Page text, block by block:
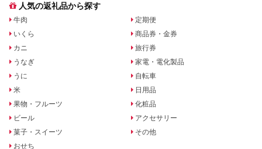
人気の返礼品から探す
牛肉
いくら
カニ
うなぎ
うに
米
果物・フルーツ
ビール
菓子・スイーツ
おせち
定期便
商品券・金券
旅行券
家電・電化製品
自転車
日用品
化粧品
アクセサリー
その他